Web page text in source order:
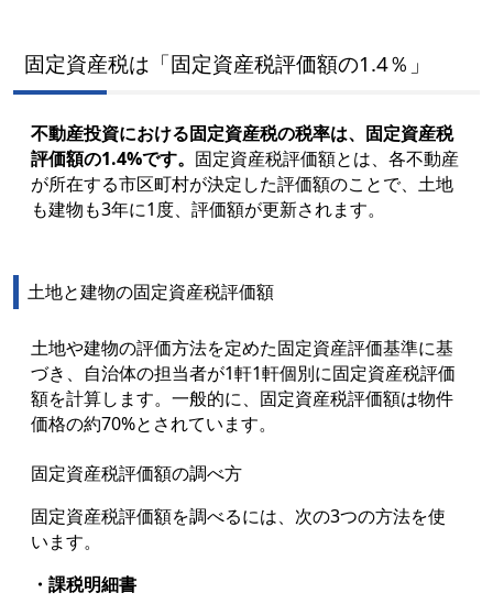
固定資産税は「固定資産税評価額の1.4％」
不動産投資における固定資産税の税率は、固定資産税
評価額の1.4%です。 固定資産税評価額とは、各不動産
が所在する市区町村が決定した評価額のことで、土地
も建物も3年に1度、評価額が更新されます。
土地と建物の固定資産税評価額
土地や建物の評価方法を定めた固定資産評価基準に基
づき、自治体の担当者が1軒1軒個別に固定資産税評価
額を計算します。一般的に、固定資産税評価額は物件
価格の約70%とされています。
固定資産税評価額の調べ方
固定資産税評価額を調べるには、次の3つの方法を使
います。
・課税明細書